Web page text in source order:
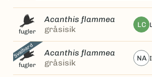
fugler
Acanthis flammea
gråsisik
LC
Svalbard
fugler
Acanthis flammea
gråsisik
NA